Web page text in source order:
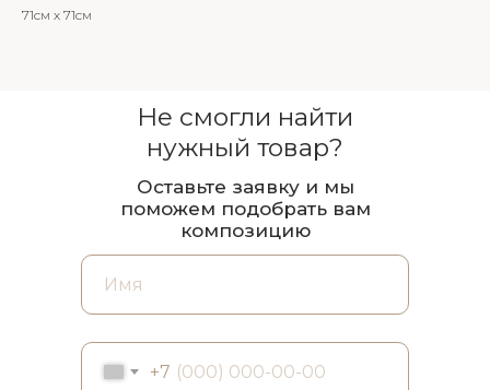
71см х 71см
+7
Не смогли найти
нужный товар?
Оставьте заявку и мы
поможем подобрать вам
композицию